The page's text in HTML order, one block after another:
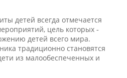
детей всегда отмечается
цель которых ‑
детей всего мира.
традиционно становятся
из малообеспеченных и